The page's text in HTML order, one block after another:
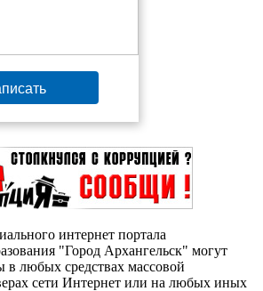
интернет портала
"Город Архангельск" могут
в любых средствах массовой
сети Интернет или на любых иных